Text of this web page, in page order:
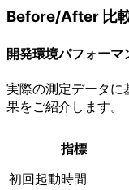
Before/After 比
開発環境パフォーマ
実際の測定データ
果をご紹介します。
指標
初回起動時間